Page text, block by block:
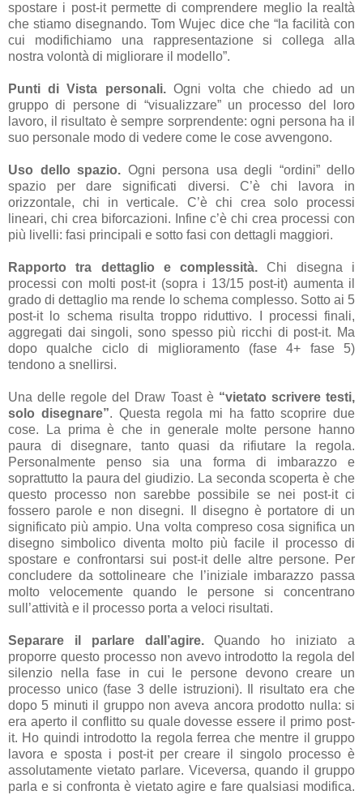
spostare i post-it permette di comprendere meglio la realtà
che stiamo disegnando. Tom Wujec dice che “la facilità con
cui modifichiamo una rappresentazione si collega alla
nostra volontà di migliorare il modello”.
Punti di Vista personali.Ogni volta che chiedo ad un
gruppo di persone di “visualizzare” un processo del loro
lavoro, il risultato è sempre sorprendente: ogni persona ha il
suo personale modo di vedere come le cose avvengono.
Uso dello spazio. Ogni persona usa degli “ordini” dello
spazio per dare significati diversi. C’è chi lavora in
orizzontale, chi in verticale. C’è chi crea solo processi
lineari, chi crea biforcazioni. Infine c’è chi crea processi con
più livelli: fasi principali e sotto fasi con dettagli maggiori.
Rapporto tra dettaglio e complessità. Chi disegna i
processi con molti post-it (sopra i 13/15 post-it) aumenta il
grado di dettaglio ma rende lo schema complesso. Sotto ai 5
post-it lo schema risulta troppo riduttivo. I processi finali,
aggregati dai singoli, sono spesso più ricchi di post-it. Ma
dopo qualche ciclo di miglioramento (fase 4+ fase 5)
tendono a snellirsi.
Una delle regole del Draw Toast è “vietato scrivere testi,
solo disegnare”. Questa regola mi ha fatto scoprire due
cose. La prima è che in generale molte persone hanno
paura di disegnare, tanto quasi da rifiutare la regola.
Personalmente penso sia una forma di imbarazzo e
soprattutto la paura del giudizio. La seconda scoperta è che
questo processo non sarebbe possibile se nei post-it ci
fossero parole e non disegni. Il disegno è portatore di un
significato più ampio. Una volta compreso cosa significa un
disegno simbolico diventa molto più facile il processo di
spostare e confrontarsi sui post-it delle altre persone. Per
concludere da sottolineare che l’iniziale imbarazzo passa
molto velocemente quando le persone si concentrano
sull’attività e il processo porta a veloci risultati.
Separare il parlare dall’agire.Quando ho iniziato a
proporre questo processo non avevo introdotto la regola del
silenzio nella fase in cui le persone devono creare un
processo unico (fase 3 delle istruzioni). Il risultato era che
dopo 5 minuti il gruppo non aveva ancora prodotto nulla: si
era aperto il conflitto su quale dovesse essere il primo post-
it. Ho quindi introdotto la regola ferrea che mentre il gruppo
lavora e sposta i post-it per creare il singolo processo è
assolutamente vietato parlare. Viceversa, quando il gruppo
parla e si confronta è vietato agire e fare qualsiasi modifica.